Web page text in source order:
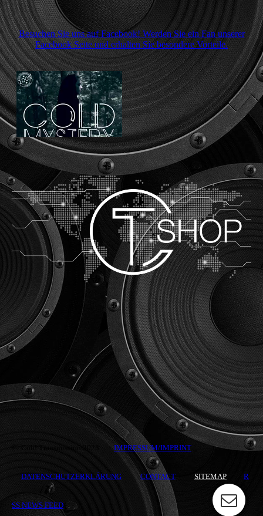
Besuchen Sie uns auf Facebook! Werden Sie ein Fan unserer
Facebook Seite und erhalten Sie besondere Vorteile.
Cold Transmission 2023 IMPRESSUM/IMPRINT
DATENSCHUTZERKLÄRUNG CONTACT SITEMAP R
SS NEWS FEED